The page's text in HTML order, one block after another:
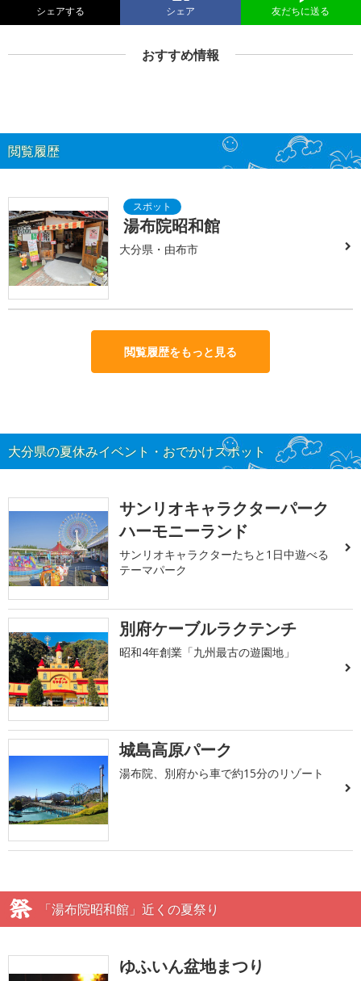
シェアする シェア 友だちに送る
おすすめ情報
閲覧履歴
湯布院昭和館
大分県・由布市
閲覧履歴をもっと見る
大分県の夏休みイベント・おでかけスポット
サンリオキャラクターパーク
ハーモニーランド
サンリオキャラクターたちと1日中遊べる
テーマパーク
別府ケーブルラクテンチ
昭和4年創業「九州最古の遊園地」
城島高原パーク
湯布院、別府から車で約15分のリゾート
「湯布院昭和館」近くの夏祭り
ゆふいん盆地まつり